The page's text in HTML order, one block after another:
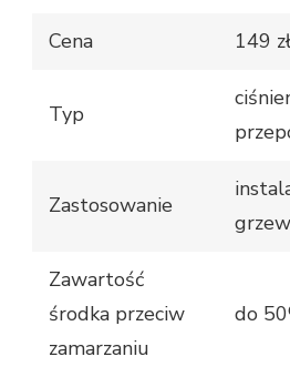
Cena 149 zł
Typ
Zastosowanie
Zawartość
środka przeciw
zamarzaniu
do